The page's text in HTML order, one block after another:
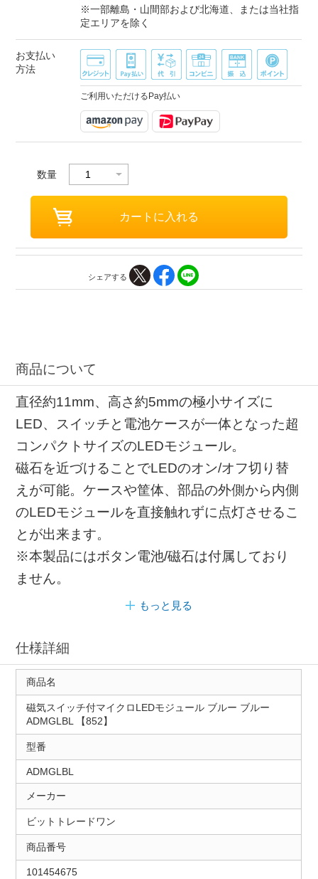
※一部離島・山間部および北海道、または当社指
定エリアを除く
お支払い
方法
ご利用いただけるPay払い
数量
シェアする
商品について
直径約11mm、高さ約5mmの極小サイズに
LED、スイッチと電池ケースが一体となった超
コンパクトサイズのLEDモジュール。
磁石を近づけることでLEDのオン/オフ切り替
えが可能。ケースや筐体、部品の外側から内側
のLEDモジュールを直接触れずに点灯させるこ
とが出来ます。
※本製品にはボタン電池/磁石は付属しており
ません。
もっと見る
仕様詳細
商品名
磁気スイッチ付マイクロLEDモジュール ブルー ブルー
ADMGLBL 【852】
型番
ADMGLBL
メーカー
ビットトレードワン
商品番号
101454675